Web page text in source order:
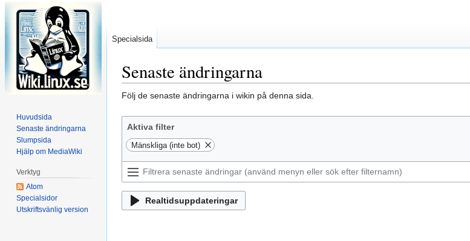
Senaste ändringarna
Hoppa
navigering
Hoppa
sök
Följ de senaste ändringarna i wikin på denna sida.
Aktiva filter
Mänskliga (inte bot)
Realtidsuppdateringar
Specialsida
Huvudsida
Senaste ändringarna
Slumpsida
Hjälp om MediaWiki
Verktyg
Atom
Specialsidor
Utskriftsvänlig version